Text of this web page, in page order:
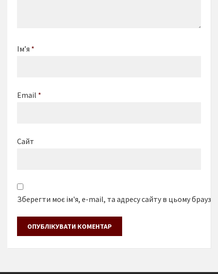
Ім’я *
Email *
Сайт
Зберегти моє ім'я, e-mail, та адресу сайту в цьому